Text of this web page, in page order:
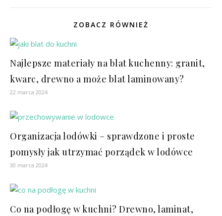
ZOBACZ RÓWNIEŻ
Najlepsze materiały na blat kuchenny: granit,
kwarc, drewno a może blat laminowany?
22 marca 2024
Organizacja lodówki – sprawdzone i proste
pomysły jak utrzymać porządek w lodówce
30 marca 2024
Co na podłogę w kuchni? Drewno, laminat,